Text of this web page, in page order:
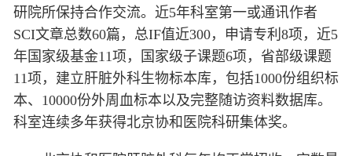
研院所保持合作交流。近5年科室第一或通讯作者
SCI文章总数60篇，总IF值近300，申请专利8项，近5
年国家级基金11项，国家级子课题6项，省部级课题
11项，建立肝脏外科生物标本库，包括1000份组织标
本、10000份外周血标本以及完整随访资料数据库。
科室连续多年获得北京协和医院科研集体奖。